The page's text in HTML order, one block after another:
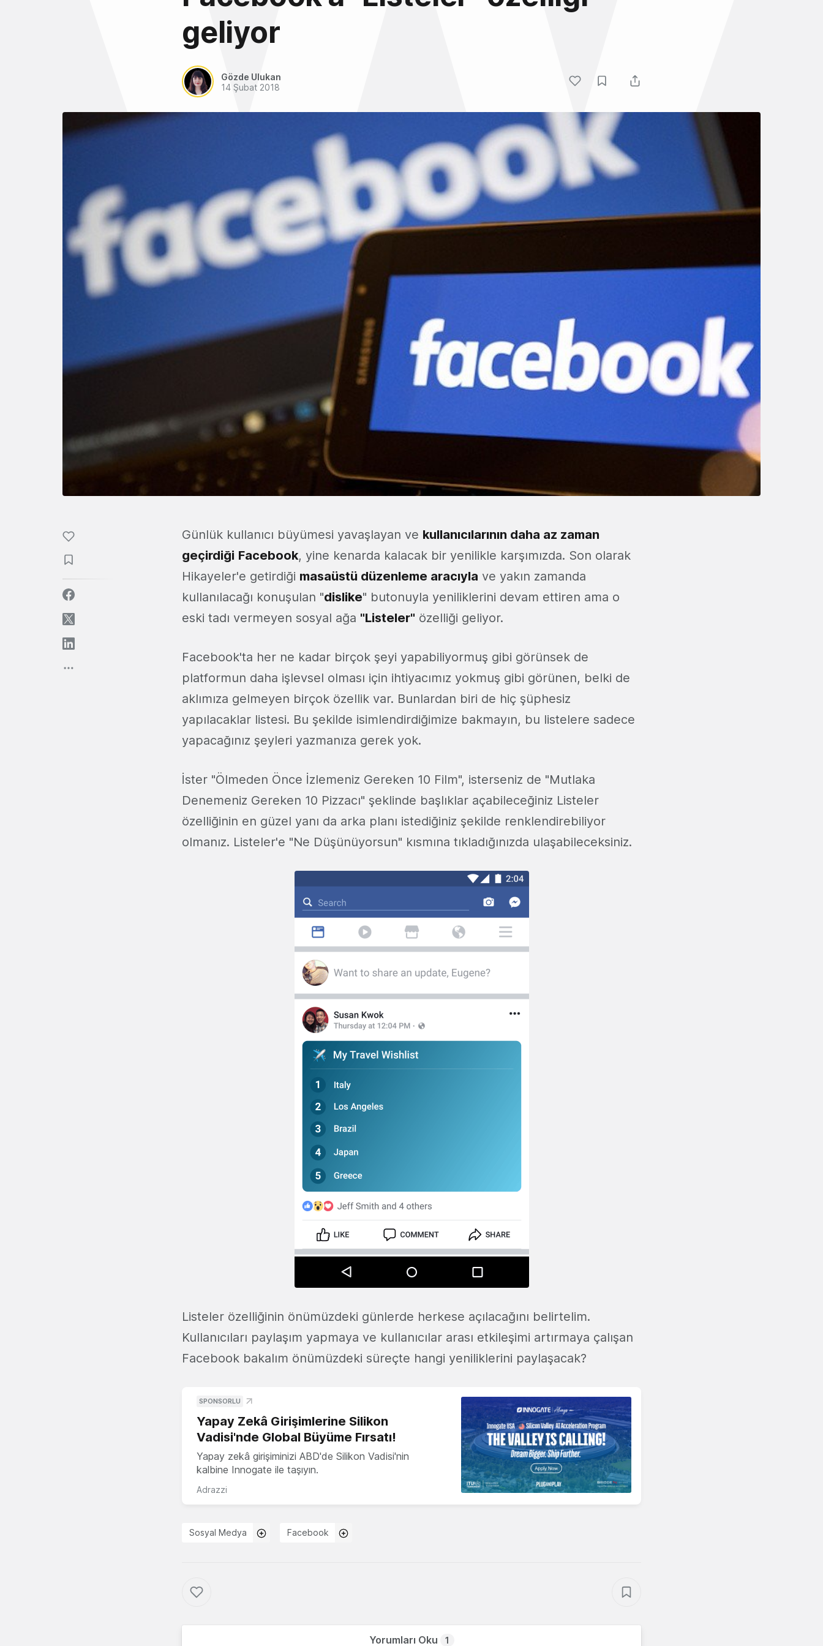
geliyor
Gözde Ulukan
14 Şubat 2018
Günlük kullanıcı büyümesi yavaşlayan ve kullanıcılarının daha az zaman
geçirdiği Facebook, yine kenarda kalacak bir yenilikle karşımızda. Son olarak
Hikayeler'e getirdiği masaüstü düzenleme aracıyla ve yakın zamanda
kullanılacağı konuşulan "dislike" butonuyla yeniliklerini devam ettiren ama o
eski tadı vermeyen sosyal ağa "Listeler" özelliği geliyor.
Facebook'ta her ne kadar birçok şeyi yapabiliyormuş gibi görünsek de
platformun daha işlevsel olması için ihtiyacımız yokmuş gibi görünen, belki de
aklımıza gelmeyen birçok özellik var. Bunlardan biri de hiç şüphesiz
yapılacaklar listesi. Bu şekilde isimlendirdiğimize bakmayın, bu listelere sadece
yapacağınız şeyleri yazmanıza gerek yok.
İster "Ölmeden Önce İzlemeniz Gereken 10 Film", isterseniz de "Mutlaka
Denemeniz Gereken 10 Pizzacı" şeklinde başlıklar açabileceğiniz Listeler
özelliğinin en güzel yanı da arka planı istediğiniz şekilde renklendirebiliyor
olmanız. Listeler'e "Ne Düşünüyorsun" kısmına tıkladığınızda ulaşabileceksiniz.
Listeler özelliğinin önümüzdeki günlerde herkese açılacağını belirtelim.
Kullanıcıları paylaşım yapmaya ve kullanıcılar arası etkileşimi artırmaya çalışan
Facebook bakalım önümüzdeki süreçte hangi yeniliklerini paylaşacak?
SPONSORLU
Yapay Zekâ Girişimlerine Silikon
Vadisi'nde Global Büyüme Fırsatı!
Yapay zekâ girişiminizi ABD'de Silikon Vadisi'nin
kalbine Innogate ile taşıyın.
Adrazzi
Sosyal Medya Facebook
Yorumları Oku 1